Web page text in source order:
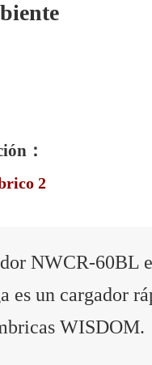
：
2
NWCR-60BL
es un cargador
WISDOM.